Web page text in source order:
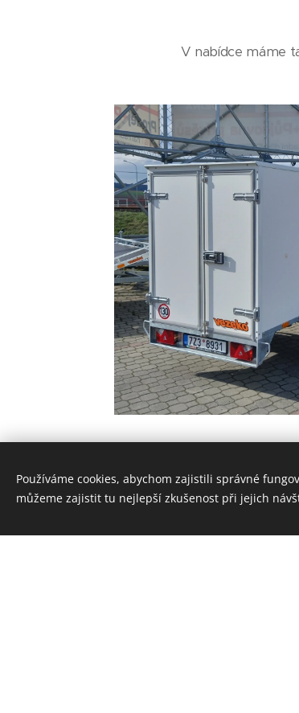
V nabídce máme
Používáme cookies, abychom zajistili správné
můžeme zajistit tu nejlepší zkušenost při jejich